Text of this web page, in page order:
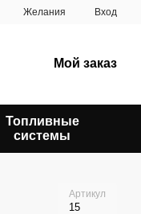
Желания Вход
Мой заказ
Топливные
системы
Артикул
15